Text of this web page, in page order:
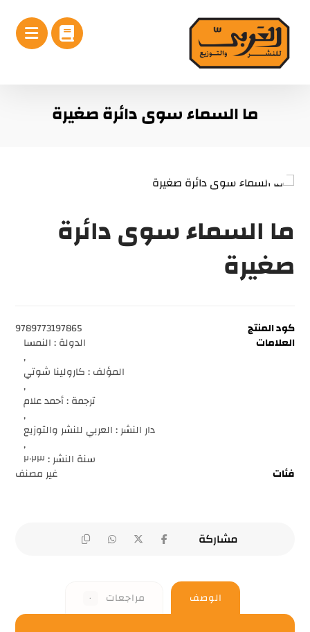
ما السماء سوى دائرة صغيرة
ما السماء سوى دائرة
صغيرة
كود المنتج 9789773197865
العلامات الدولة : النمسا
,
المؤلف : كارولينا شوتي
,
ترجمة : أحمد علام
,
دار النشر : العربي للنشر والتوزيع
,
سنة النشر : ٢٠٢٣
فئات غير مصنف
الوصف مراجعات ٠